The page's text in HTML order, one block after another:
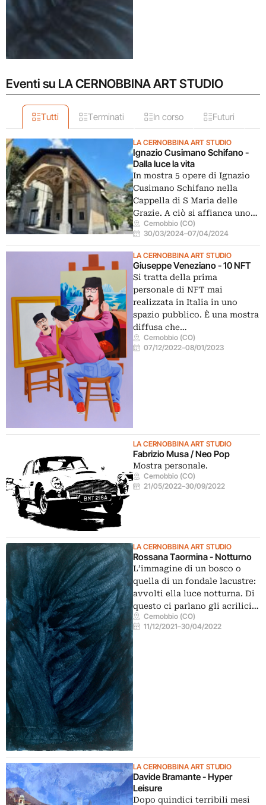
Eventi su LA CERNOBBINA ART STUDIO
Tutti Terminati In corso Futuri
LA CERNOBBINA ART STUDIO
Ignazio Cusimano Schifano -
Dalla luce la vita
In mostra 5 opere di Ignazio
Cusimano Schifano nella
Cappella di S Maria delle
Grazie. A ciò si affianca uno…
Cernobbio (CO)
30/03/2024–07/04/2024
LA CERNOBBINA ART STUDIO
Giuseppe Veneziano - 10 NFT
Si tratta della prima
personale di NFT mai
realizzata in Italia in uno
spazio pubblico. È una mostra
diffusa che…
Cernobbio (CO)
07/12/2022–08/01/2023
LA CERNOBBINA ART STUDIO
Fabrizio Musa / Neo Pop
Mostra personale.
Cernobbio (CO)
21/05/2022–30/09/2022
LA CERNOBBINA ART STUDIO
Rossana Taormina - Notturno
L’immagine di un bosco o
quella di un fondale lacustre:
avvolti ella luce notturna. Di
questo ci parlano gli acrilici…
Cernobbio (CO)
11/12/2021–30/04/2022
LA CERNOBBINA ART STUDIO
Davide Bramante - Hyper
Leisure
Dopo quindici terribili mesi